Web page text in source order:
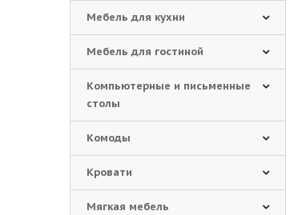
Мебель для кухни
Мебель для гостиной
Компьютерные и письменные
столы
Комоды
Кровати
Мягкая мебель